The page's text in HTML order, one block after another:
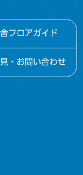
フロアガイド
・お問い合わせ